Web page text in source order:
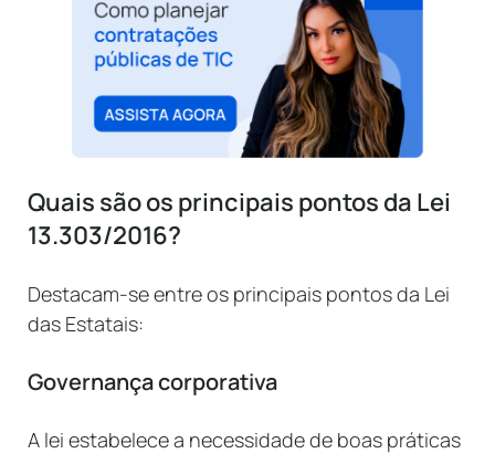
Quais são os principais pontos da Lei
13.303/2016?
Destacam-se entre os principais pontos da Lei
das Estatais:
Governança corporativa
A lei estabelece a necessidade de boas práticas